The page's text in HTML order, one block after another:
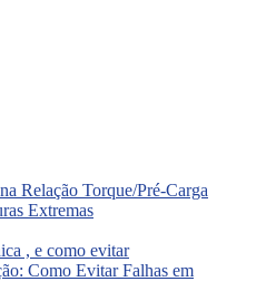
Relação Torque/Pré-Carga
Extremas
, e como evitar
Como Evitar Falhas em